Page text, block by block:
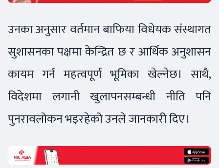
उनका अनुसार वर्तमान बाफिया विधेयक संस्थागत
सुशासनका पक्षमा केन्द्रित छ र आर्थिक अनुशासन
कायम गर्न महत्वपूर्ण भूमिका खेल्नेछ। साथै,
विदेशमा लगानी खुलापनसम्बन्धी नीति पनि
पुनरावलोकन भइरहेको उनले जानकारी दिए।